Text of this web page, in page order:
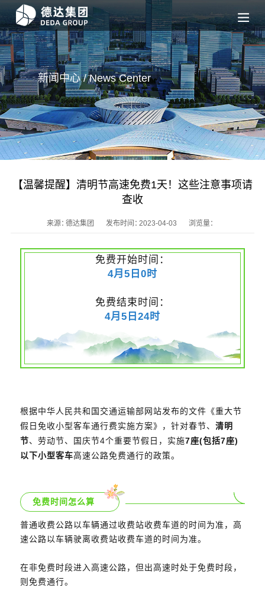
新闻中心 / NewsCenter
【温馨提醒】清明节高速免费1天！这些注意事项请
查收
来源：德达集团 发布时间：2023-04-03 浏览量：
免费开始时间：
4月5日0时
免费结束时间：
4月5日24时
根据中华人民共和国交通运输部网站发布的文件《重大节
假日免收小型客车通行费实施方案》，针对春节、 清明
节、劳动节、国庆节4个重要节假日，实施7座(包括7座)
以下小型客车高速公路免费通行的政策。
免费时间怎么算
普通收费公路以车辆通过收费站收费车道的时间为准，高
速公路以车辆驶离收费站收费车道的时间为准。
在非免费时段进入高速公路，但出高速时处于免费时段，
则免费通行。